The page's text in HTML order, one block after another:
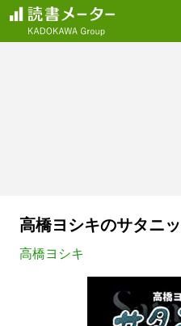
高橋ヨシキのサタニ
高橋ヨシキ